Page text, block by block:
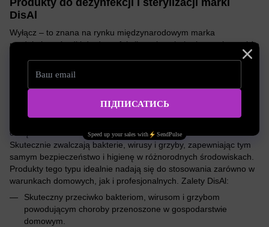
Produkty do dezynfekcji i sterylizacji marki
DisAl
Wyłącz – to znana na rynku międzynarodowym marka
produkująca środki do dezynfekcji powierzchni roboczych, a także
sterylizacji narzędzi na zimno. Firma wykorzystuje innowacyjne
skuteczność procedur dezynfekcji i sterylizacji.
wśród ukraińskich rzemieślników, ponieważ charakteryzują się
wysoką wydajnością, łatwością użycia, wydajnością i przystępną
ceną.
Skutecznie zwalczają bakterie, wirusy i grzyby, zapewniając tym
samym bezpieczeństwo i higienę w różnorodnych środowiskach.
Produkty tego typu idealnie nadają się do stosowania zarówno w
warunkach domowych, jak i profesjonalnych. Zalety DisAl:
Skuteczny przeciwko bakteriom, wirusom i grzybom
powodującym choroby przenoszone w gospodarstwie
domowym.